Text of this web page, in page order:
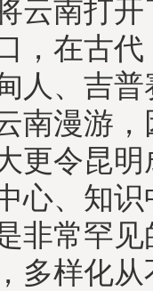
云南打
，在古
人、吉
南漫游
更令昆明
心、知
是非常
多样化